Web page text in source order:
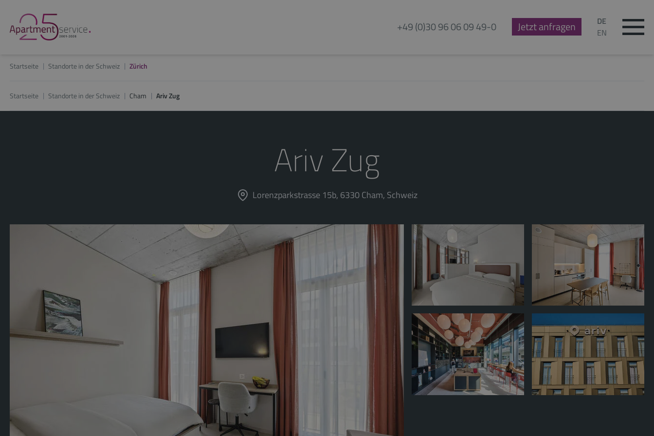
+49 (0)30 96 06 09 49-0 Jetzt anfragen
DE
EN
Startseite Standorte in der Schweiz Zürich
Startseite Standorte in der Schweiz Cham Ariv Zug
Ariv Zug
Lorenzparkstrasse 15b, 6330 Cham, Schweiz